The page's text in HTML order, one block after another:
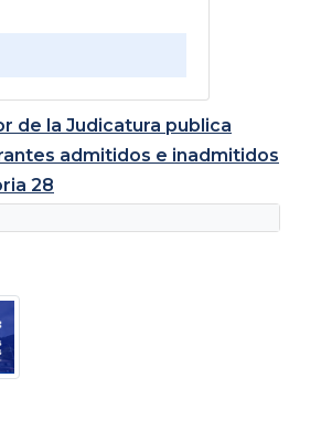
de la Judicatura publica
admitidos e inadmitidos
28